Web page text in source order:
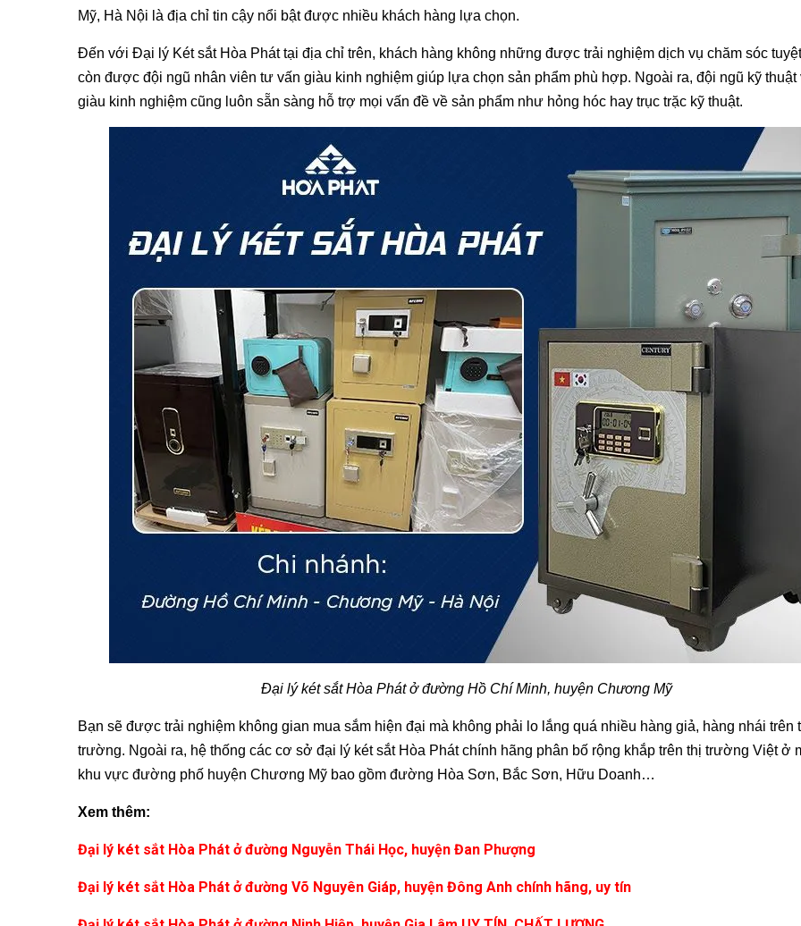
Mỹ, Hà Nội là địa chỉ tin cậy nổi bật được nhiều khách hàng lựa chọn.
Đến với Đại lý Két sắt Hòa Phát tại địa chỉ trên, khách hàng không những được trải nghiệm dịch vụ chăm sóc
còn được đội ngũ nhân viên tư vấn giàu kinh nghiệm giúp lựa chọn sản phẩm phù hợp. Ngoài ra, đội ngũ kỹ thuật
giàu kinh nghiệm cũng luôn sẵn sàng hỗ trợ mọi vấn đề về sản phẩm như hỏng hóc hay trục trặc kỹ thuật.
Đại lý két sắt Hòa Phát ở đường Hồ Chí Minh, huyện Chương Mỹ
Bạn sẽ được trải nghiệm không gian mua sắm hiện đại mà không phải lo lắng quá nhiều hàng giả, hàng nhái trên
trường. Ngoài ra, hệ thống các cơ sở đại lý két sắt Hòa Phát chính hãng phân bố rộng khắp trên thị trường Việt ở
khu vực đường phố huyện Chương Mỹ bao gồm đường Hòa Sơn, Bắc Sơn, Hữu Doanh…
Xem thêm:
Đại lý két sắt Hòa Phát ở đường Nguyễn Thái Học, huyện Đan Phượng
Đại lý két sắt Hòa Phát ở đường Võ Nguyên Giáp, huyện Đông Anh chính hãng, uy tín